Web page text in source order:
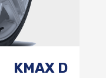
KMAX D